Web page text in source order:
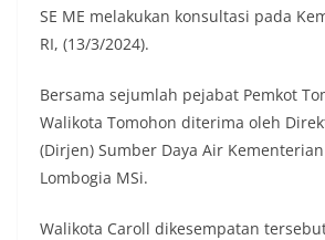
SE ME melakukan konsultasi pada
RI, (13/3/2024).
Bersama sejumlah pejabat Pemkot
Walikota Tomohon diterima oleh
(Dirjen) Sumber Daya Air Kementerian
Lombogia MSi.
Walikota Caroll dikesempatan